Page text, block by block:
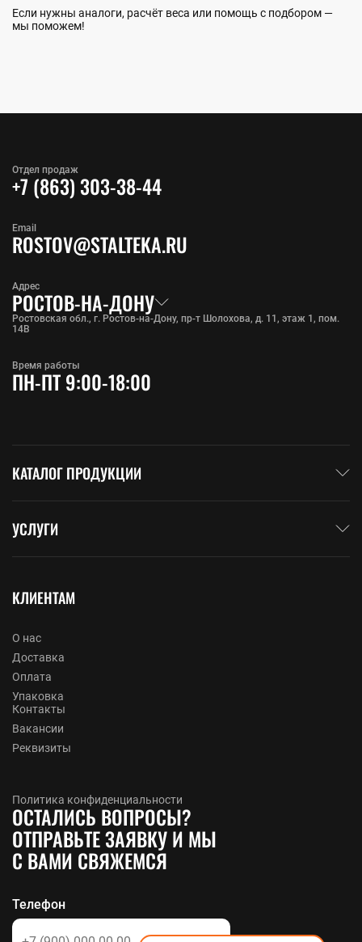
Если нужны аналоги, расчёт веса или помощь с подбором —
мы поможем!
Отдел продаж
+7 (863) 303-38-44
Адрес
РОСТОВ-НА-ДОНУ
Ростовская обл., г. Ростов-на-Дону, пр-т Шолохова, д. 11, этаж 1, пом.
14В
Email
ROSTOV@STALTEKA.RU
Время работы
ПН-ПТ 9:00-18:00
КАТАЛОГ ПРОДУКЦИИ
УСЛУГИ
КЛИЕНТАМ
О нас
Доставка
Оплата
Упаковка
Контакты
Вакансии
Реквизиты
Политика конфиденциальности
ОСТАЛИСЬ ВОПРОСЫ?
ОТПРАВЬТЕ ЗАЯВКУ И МЫ
С ВАМИ СВЯЖЕМСЯ
Телефон